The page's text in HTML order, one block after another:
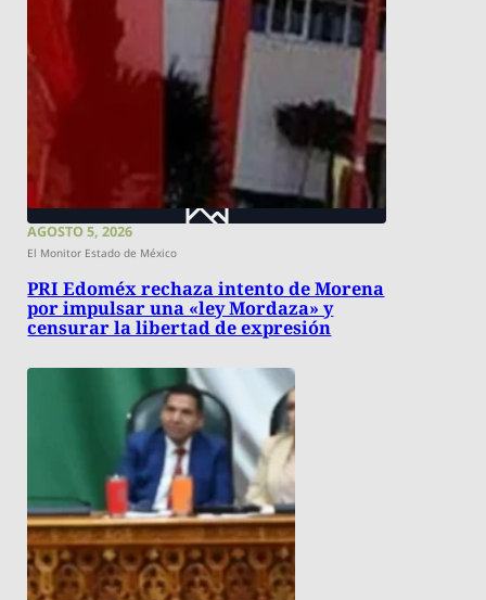
AGOSTO 5, 2026
El Monitor Estado de México
PRI Edoméx rechaza intento de Morena
por impulsar una «ley Mordaza» y
censurar la libertad de expresión